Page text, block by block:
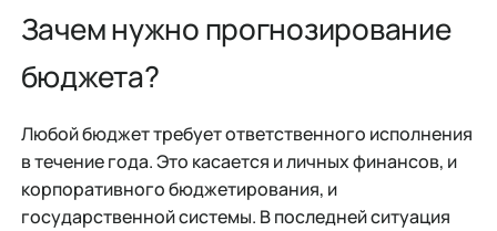
Зачем нужно прогнозирование
бюджета?
Любой бюджет требует ответственного исполнения
в течение года. Это касается и личных финансов, и
корпоративного бюджетирования, и
государственной системы. В последней ситуация